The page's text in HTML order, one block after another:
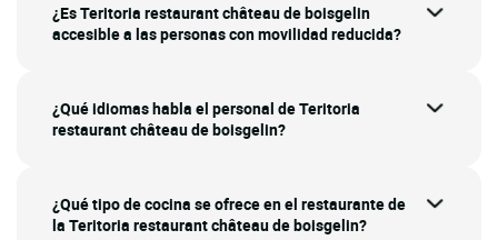
¿Es Teritoria restaurant château de boisgelin
accesible a las personas con movilidad reducida?
¿Qué idiomas habla el personal de Teritoria
restaurant château de boisgelin?
¿Qué tipo de cocina se ofrece en el restaurante de
la Teritoria restaurant château de boisgelin?